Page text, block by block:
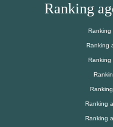
Ranking
Ranking
Ranking
Ranking
Ranking
Ranking